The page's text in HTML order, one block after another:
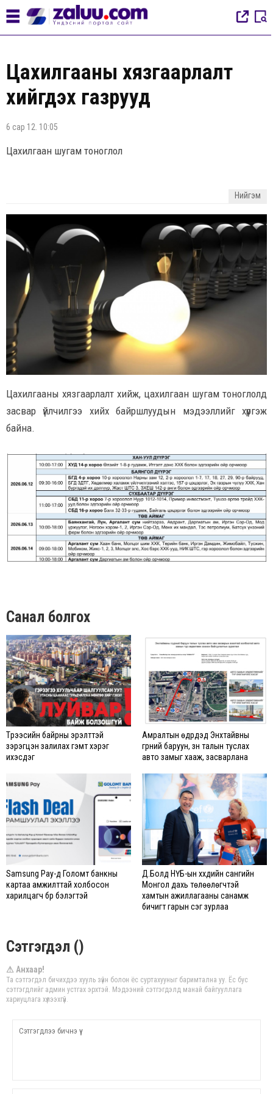
Цахилгааны хязгаарлалт
хийгдэх газрууд
6 сар 12. 10:05
Цахилгаан шугам тоноглол
Нийгэм
Цахилгааны хязгаарлалт хийж, цахилгаан шугам тоноглолд
засвар үйлчилгээ хийх байршлуудын мэдээллийг хүргэж
байна.
Санал болгох
Түрээсийн байрны эрэлттэй
зэрэгцэн залилах гэмт хэрэг
ихэсдэг
Амралтын өдрүүдэд Энхтайвны
гүүрний баруун, зүүн талын туслах
авто замыг хааж, засварлана
Samsung Pay-д Голомт банкны
картаа амжилттай холбосон
харилцагч бүр бэлэгтэй
Д.Болд НҮБ-ын хүүхдийн сангийн
Монгол дахь төлөөлөгчтэй
хамтын ажиллагааны санамж
бичигт гарын үсэг зурлаа
Сэтгэгдэл ()
⚠ Анхаар!
Та сэтгэгдэл бичихдээ хууль зүйн болон ёс суртахууныг баримтална уу. Ёс бус
сэтгэгдлийг админ устгах эрхтэй. Мэдээний сэтгэгдэлд манай байгууллага
хариуцлага хүлээхгүй.